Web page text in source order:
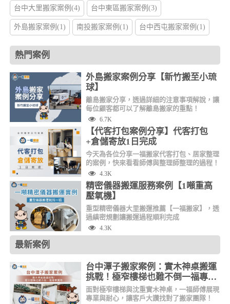
台中大里搬家案例(4) 台中東區搬家案例(3)
外島搬家案例(1) 南投搬家案例(1) 台中西屯搬家案例(1)
熱門案例
外島搬家案例分享【新竹搬至小琉
球】
離島搬家分享，透過詳細的注意事項解說，讓
每位顧客都可以了解離島搬家的重點！
6.7K
【代客打包案例分享】代客打包
+倉儲寄放1日完成
今天為各位分享一福搬家代客打包、居家整理
的案例，快來看看師傅與整理師整理的過程！
4.3K
精密儀器搬運服務案例【1噸重高
壓氧機】
重型精密儀器大里搬運推薦【一福搬家】，透
過縝密規劃讓搬運過程順利完成
4.3K
最新案例
台中潭子搬家案例：實木神桌搬運
挑戰！極窄樓梯也難不倒一福專業
團隊
面對極窄樓梯與沈重實木神桌，一福師傅展現
專業與耐心，讓客戶大讚找對了搬家團隊！